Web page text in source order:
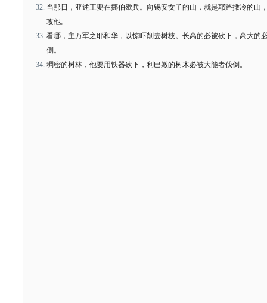
当那日，亚述王要在挪伯歇兵。向锡安女子的山，就是耶路撒冷的山
攻他。
看哪，主万军之耶和华，以惊吓削去树枝。长高的必被砍下，高大的
倒。
稠密的树林，他要用铁器砍下，利巴嫩的树木必被大能者伐倒。